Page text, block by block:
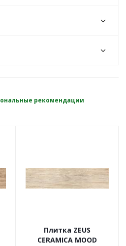
рекомендации
Плитка ZEUS
CERAMICA MOOD